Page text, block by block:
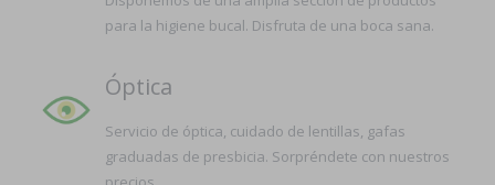
para la higiene bucal. Disfruta de una boca sana.
Óptica
Servicio de óptica, cuidado de lentillas, gafas
graduadas de presbicia. Sorpréndete con nuestros